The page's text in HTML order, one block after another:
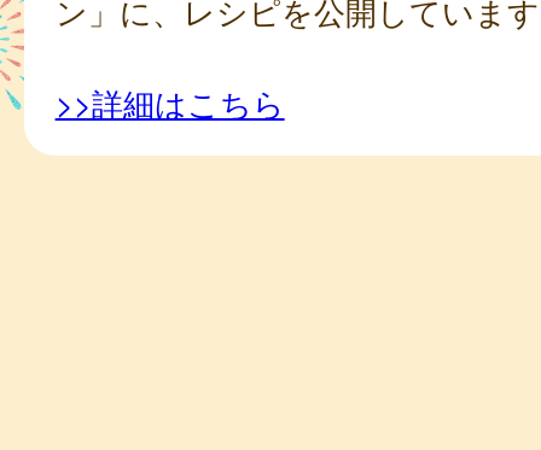
ン」に、レシピを公開していま
>>詳細はこちら